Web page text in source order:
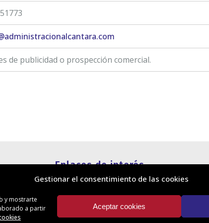
Gestionar el consentimiento de las cookies
y mostrarte
a partir
Aceptar cookies
de publicidad o prospección comercial.
Enlaces de interés
Política de cookies
Política de privacidad
Información legal
Canal de denuncias